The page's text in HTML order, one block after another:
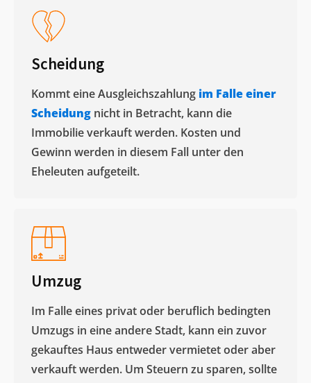
Scheidung
Kommt eine Ausgleichszahlung im Falle einer
Scheidung nicht in Betracht, kann die
Immobilie verkauft werden. Kosten und
Gewinn werden in diesem Fall unter den
Eheleuten aufgeteilt.​
Umzug
Im Falle eines privat oder beruflich bedingten
Umzugs in eine andere Stadt, kann ein zuvor
gekauftes Haus entweder vermietet oder aber
verkauft werden. Um Steuern zu sparen, sollte